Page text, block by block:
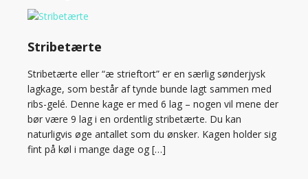
Stribetærte
Stribetærte eller “æ strieftort” er en særlig sønderjysk
lagkage, som består af tynde bunde lagt sammen med
ribs-gelé. Denne kage er med 6 lag – nogen vil mene der
bør være 9 lag i en ordentlig stribetærte. Du kan
naturligvis øge antallet som du ønsker. Kagen holder sig
fint på køl i mange dage og […]